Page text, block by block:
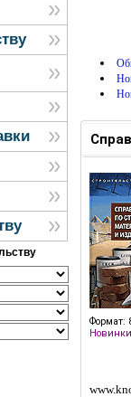
Формат: